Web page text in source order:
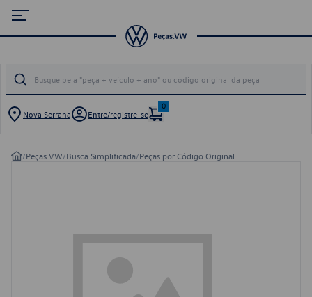
Nova Serrana Entre/registre-se
0
/Peças VW/Busca Simplificada/Peças por Código Original